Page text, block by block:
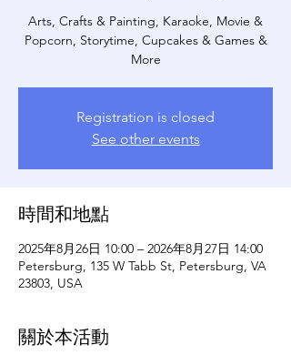
Arts, Crafts & Painting, Karaoke, Movie &
Popcorn, Storytime, Cupcakes & Games &
More
Registration is closed
See other events
時間和地點
2025年8月26日 10:00 – 2026年8月27日 14:00
Petersburg, 135 W Tabb St, Petersburg, VA
23803, USA
關於本活動